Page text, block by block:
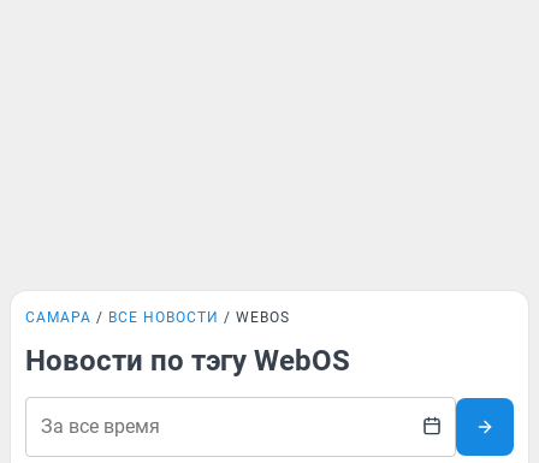
САМАРА ВСЕ НОВОСТИ WEBOS
Новости по тэгу WebOS